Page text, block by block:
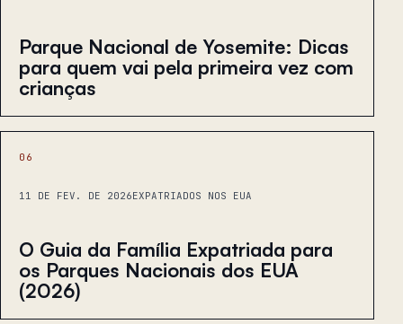
Parque Nacional de Yosemite: Dicas
para quem vai pela primeira vez com
crianças
06
11 DE FEV. DE 2026EXPATRIADOS NOS EUA
O Guia da Família Expatriada para
os Parques Nacionais dos EUA
(2026)